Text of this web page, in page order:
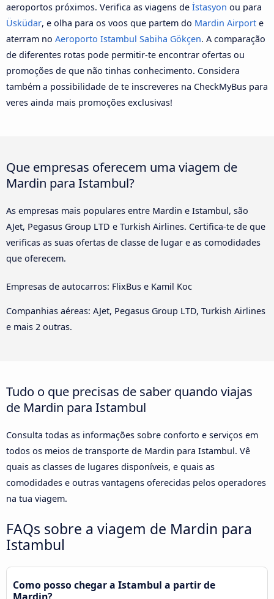
aeroportos próximos. Verifica as viagens de İstasyon ou para
Üsküdar, e olha para os voos que partem do Mardin Airport e
aterram no Aeroporto Istambul Sabiha Gökçen. A comparação
de diferentes rotas pode permitir-te encontrar ofertas ou
promoções de que não tinhas conhecimento. Considera
também a possibilidade de te inscreveres na CheckMyBus para
veres ainda mais promoções exclusivas!
Que empresas oferecem uma viagem de
Mardin para Istambul?
As empresas mais populares entre Mardin e Istambul, são
AJet, Pegasus Group LTD e Turkish Airlines. Certifica-te de que
verificas as suas ofertas de classe de lugar e as comodidades
que oferecem.
Empresas de autocarros: FlixBus e Kamil Koc
Companhias aéreas: AJet, Pegasus Group LTD, Turkish Airlines
e mais 2 outras.
Tudo o que precisas de saber quando viajas
de Mardin para Istambul
Consulta todas as informações sobre conforto e serviços em
todos os meios de transporte de Mardin para Istambul. Vê
quais as classes de lugares disponíveis, e quais as
comodidades e outras vantagens oferecidas pelos operadores
na tua viagem.
FAQs sobre a viagem de Mardin para
Istambul
Como posso chegar a Istambul a partir de